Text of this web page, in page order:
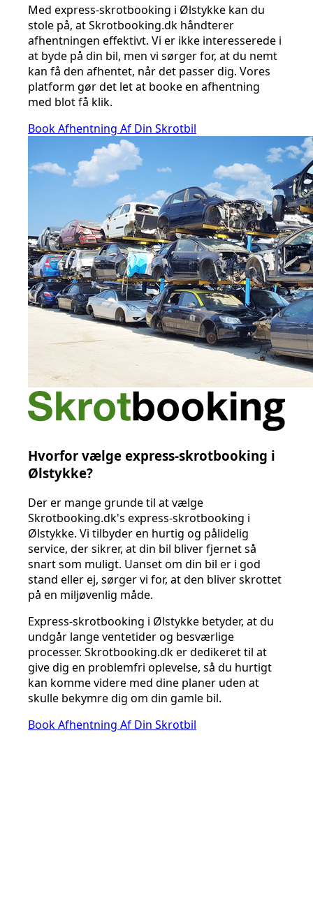
Med express-skrotbooking i Ølstykke kan du
stole på, at Skrotbooking.dk håndterer
afhentningen effektivt. Vi er ikke interesserede i
at byde på din bil, men vi sørger for, at du nemt
kan få den afhentet, når det passer dig. Vores
platform gør det let at booke en afhentning
med blot få klik.
Book Afhentning Af Din Skrotbil
Hvorfor vælge express-skrotbooking i
Ølstykke?
Der er mange grunde til at vælge
Skrotbooking.dk's express-skrotbooking i
Ølstykke. Vi tilbyder en hurtig og pålidelig
service, der sikrer, at din bil bliver fjernet så
snart som muligt. Uanset om din bil er i god
stand eller ej, sørger vi for, at den bliver skrottet
på en miljøvenlig måde.
Express-skrotbooking i Ølstykke betyder, at du
undgår lange ventetider og besværlige
processer. Skrotbooking.dk er dedikeret til at
give dig en problemfri oplevelse, så du hurtigt
kan komme videre med dine planer uden at
skulle bekymre dig om din gamle bil.
Book Afhentning Af Din Skrotbil